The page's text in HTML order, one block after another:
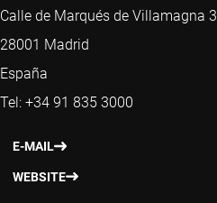
Calle de Marqués de Villamagna 3
28001 Madrid
España
Tel: +34 91 835 3000
E-MAIL
WEBSITE